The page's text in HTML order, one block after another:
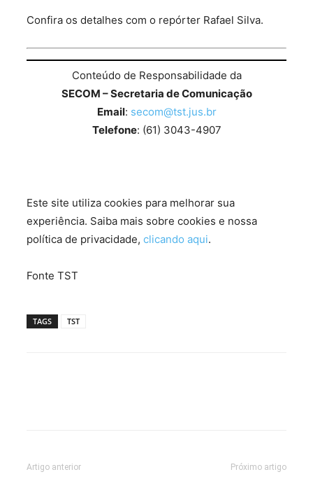
Confira os detalhes com o repórter Rafael Silva.
Conteúdo de Responsabilidade da
SECOM – Secretaria de Comunicação
Email: secom@tst.jus.br
Telefone: (61) 3043-4907
Este site utiliza cookies para melhorar sua
experiência. Saiba mais sobre cookies e nossa
política de privacidade, clicando aqui.
Fonte TST
TAGS TST
Artigo anterior Próximo artigo